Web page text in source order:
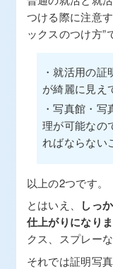
つける際に注意
ックスのつけ方”
・就活用の
が綺麗に見え
・写真館・
理が可能なの
ればならない
以上の2つです。
とはいえ、
しっ
仕上がりになり
クス、スプレー
それでは証明写